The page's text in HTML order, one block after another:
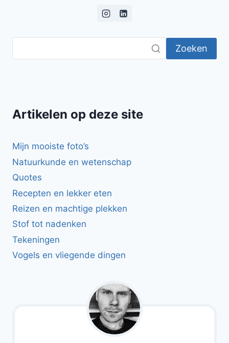
Zoeken
Artikelen op deze site
Mijn mooiste foto’s
Natuurkunde en wetenschap
Quotes
Recepten en lekker eten
Reizen en machtige plekken
Stof tot nadenken
Tekeningen
Vogels en vliegende dingen